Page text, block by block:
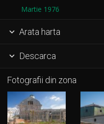
Martie 1976
 Arata harta
 Descarca
Fotografii din zona